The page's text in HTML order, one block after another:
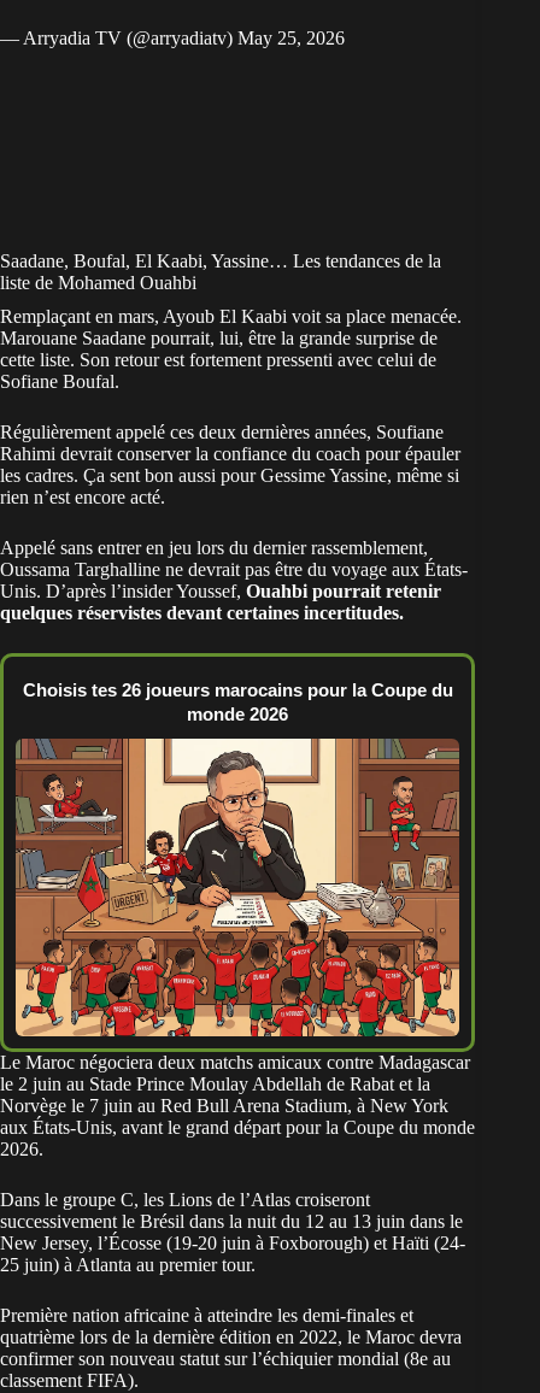
— Arryadia TV (@arryadiatv) May 25, 2026
Saadane, Boufal, El Kaabi, Yassine… Les tendances de la
liste de Mohamed Ouahbi
Remplaçant en mars, Ayoub El Kaabi voit sa place menacée.
Marouane Saadane pourrait, lui, être la grande surprise de
cette liste. Son retour est fortement pressenti avec celui de
Sofiane Boufal.
Régulièrement appelé ces deux dernières années, Soufiane
Rahimi devrait conserver la confiance du coach pour épauler
les cadres. Ça sent bon aussi pour Gessime Yassine, même si
rien n’est encore acté.
Appelé sans entrer en jeu lors du dernier rassemblement,
Oussama Targhalline ne devrait pas être du voyage aux États-
Unis. D’après l’insider Youssef, Ouahbi pourrait retenir
quelques réservistes devant certaines incertitudes.
Choisis tes 26 joueurs marocains pour la Coupe du
monde 2026
Le Maroc négociera deux matchs amicaux contre Madagascar
le 2 juin au Stade Prince Moulay Abdellah de Rabat et la
Norvège le 7 juin au Red Bull Arena Stadium, à New York
aux États-Unis, avant le grand départ pour la Coupe du monde
2026.
Dans le groupe C, les Lions de l’Atlas croiseront
successivement le Brésil dans la nuit du 12 au 13 juin dans le
New Jersey, l’Écosse (19-20 juin à Foxborough) et Haïti (24-
25 juin) à Atlanta au premier tour.
Première nation africaine à atteindre les demi-finales et
quatrième lors de la dernière édition en 2022, le Maroc devra
confirmer son nouveau statut sur l’échiquier mondial (8e au
classement FIFA).